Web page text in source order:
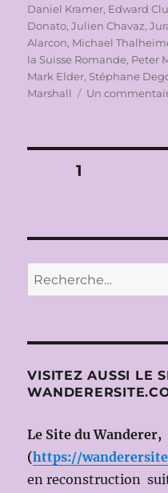
Daniel Kramer, Edward
Donato,Julien Chavaz,
Alarcon, Michael
la Suisse Romande, Peter
Mark Elder, Stéphane
Marshall
Un
Pagination
PAGE1
Recherche
pour :
VISITEZ AUSSI LE
Le Site du Wanderer,
(https://
en reconstruction